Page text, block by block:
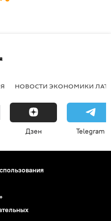
НОВОСТИ ЭКОНОМИКИ
Дзен Telegram